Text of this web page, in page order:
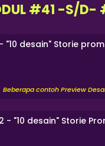
#41 -S/D-
"10 desain" Storie
Beberapa contoh Preview
- "10 desain" Storie